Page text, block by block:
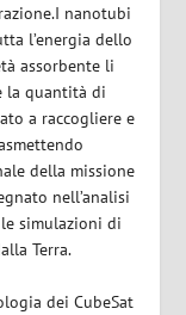
nanotubi
l’energia dello
assorbente li
la quantità di
a raccogliere e
della missione
nell’analisi
simulazioni di
Terra.
dei CubeSat